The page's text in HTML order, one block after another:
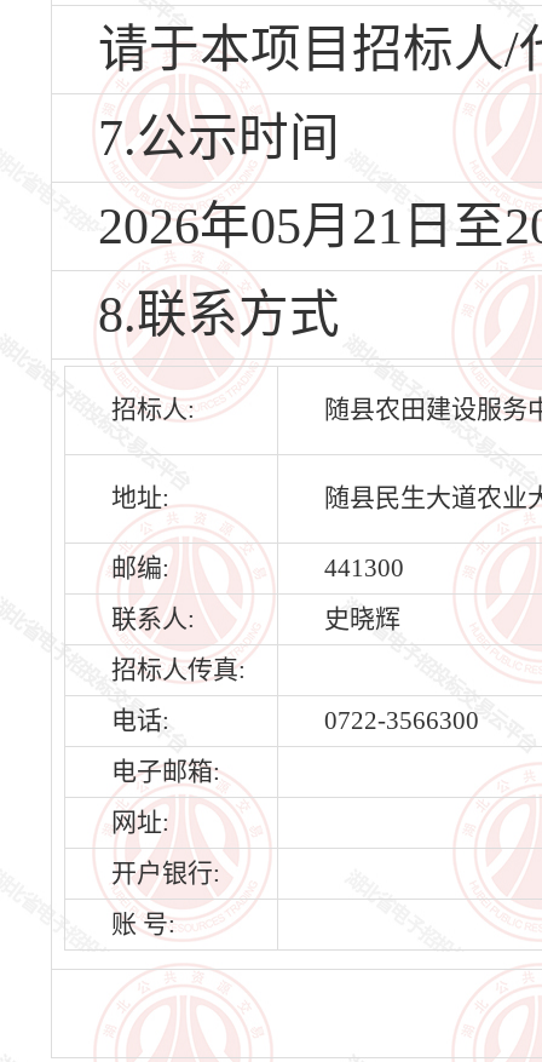
请于本项目招标人/
7.公示时间
2026年05月21日至
8.联系方式
招标人: 随县农田建设服务
地址: 随县民生大道农业
邮编:
441300
联系人:
史晓辉
招标人传真:
电话:
0722-3566300
电子邮箱:
网址:
开户银行:
账 号: